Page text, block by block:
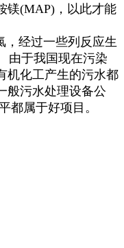
镁(MAP)，以此才能
经过一些列反应生
由于我国现在污染
机化工产生的污水都
污水处理设备公
都属于好项目。